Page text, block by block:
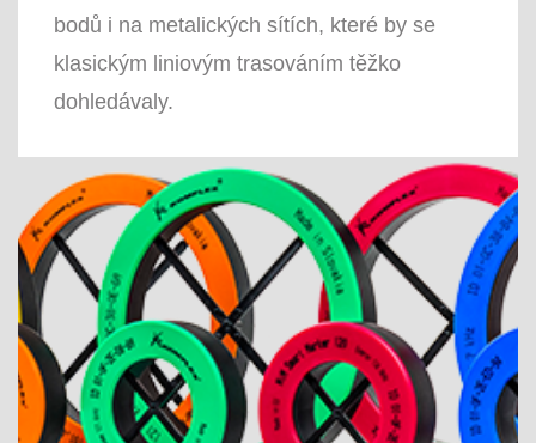
bodů i na metalických sítích, které by se
klasickým liniovým trasováním těžko
dohledávaly.